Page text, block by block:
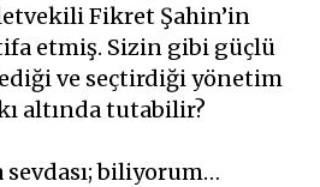
Fikret Şahin’in
etmiş. Sizin gibi güçlü
ve seçtirdiği yönetim
altında tutabilir?
sevdası; biliyorum…